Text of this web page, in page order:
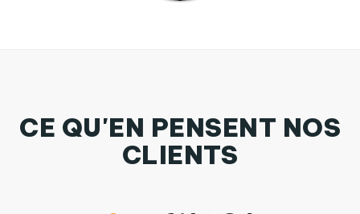
CE QU'EN PENSENT NOS
CLIENTS